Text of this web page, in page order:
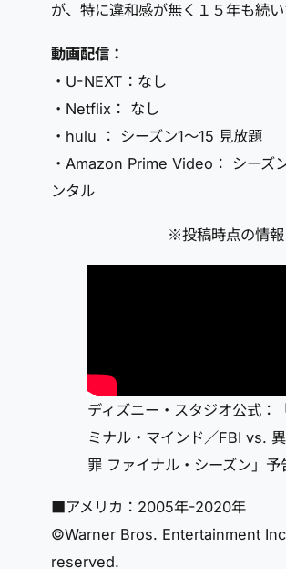
が、特に違和感が無く１５年も続い
動画配信：
・U-NEXT：なし
・Netflix： なし
・hulu ： シーズン1～15 見放題
・Amazon Prime Video： シーズ
ンタル
※投稿時点の情
ディズニー・スタジオ公式：
ミナル・マインド／FBI vs.
罪 ファイナル・シーズン」予
■アメリカ：2005年-2020年
©Warner Bros. Entertainment
reserved.